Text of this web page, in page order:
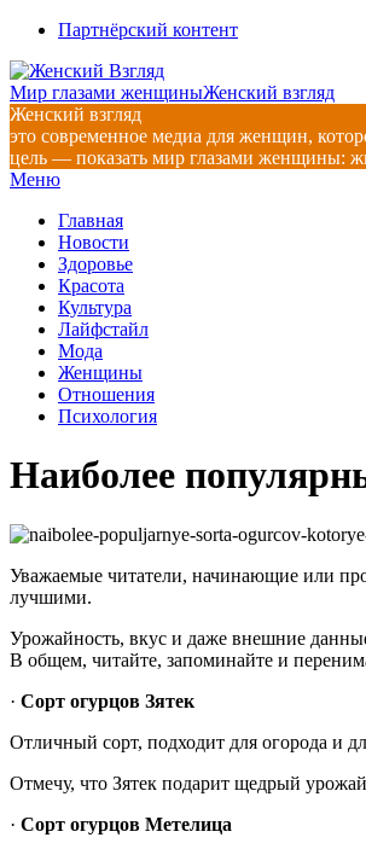
Перейти
содержимому
Партнёрский контент
Мир глазами женщиныЖенский взгляд
Женский взгляд
это современное медиа для женщин,
цель — показать мир глазами женщины:
Главное
меню
Меню
Главная
Новости
Здоровье
Красота
Культура
Лайфстайл
Мода
Женщины
Отношения
Психология
Наиболее
Уважаемые читатели, начинающие или
лучшими.
Урожайность, вкус и даже внешние
В общем, читайте, запоминайте и
· Сорт огурцов Зятек
Отличный сорт, подходит для огорода и
Отмечу, что Зятек подарит щедрый
· Сорт огурцов Метелица